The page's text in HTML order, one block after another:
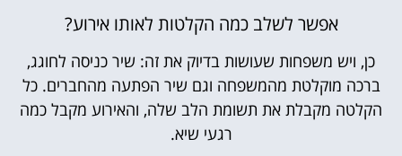
אפשר לשלב כמה הקלטות לאותו אירוע?
כן, ויש משפחות שעושות בדיוק את זה: שיר כניסה לחוגג,
מוקלטת מהמשפחה וגם שיר הפתעה מהחברים. כל
מקבלת את תשומת הלב שלה, והאירוע מקבל כמה
רגעי שיא.